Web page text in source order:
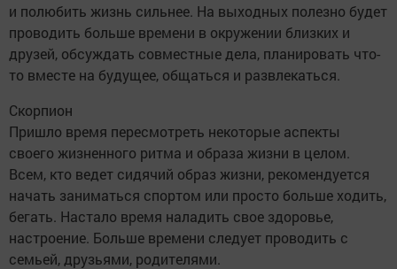
и полюбить жизнь сильнее. На выходных полезно будет
проводить больше времени в окружении близких и
друзей, обсуждать совместные дела, планировать что-
то вместе на будущее, общаться и развлекаться.
Скорпион
Пришло время пересмотреть некоторые аспекты
своего жизненного ритма и образа жизни в целом.
Всем, кто ведет сидячий образ жизни, рекомендуется
начать заниматься спортом или просто больше ходить,
бегать. Настало время наладить свое здоровье,
настроение. Больше времени следует проводить с
семьей, друзьями, родителями.